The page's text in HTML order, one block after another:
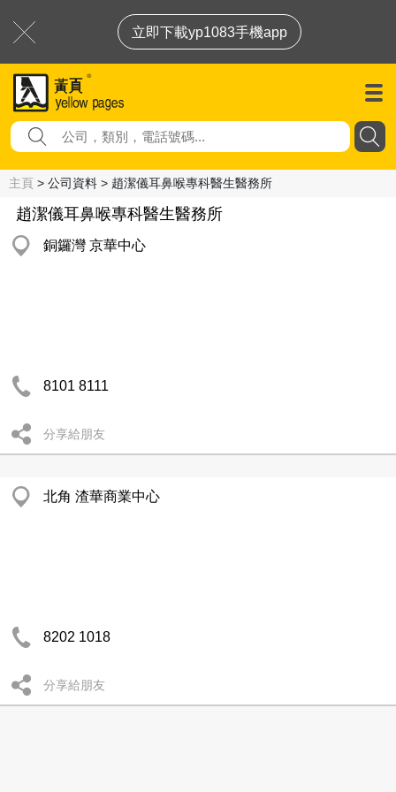
立即下載yp1083手機app
主頁 > 公司資料 > 趙潔儀耳鼻喉專科醫生醫務所
趙潔儀耳鼻喉專科醫生醫務所
銅鑼灣 京華中心
8101 8111
分享給朋友
北角 渣華商業中心
8202 1018
分享給朋友